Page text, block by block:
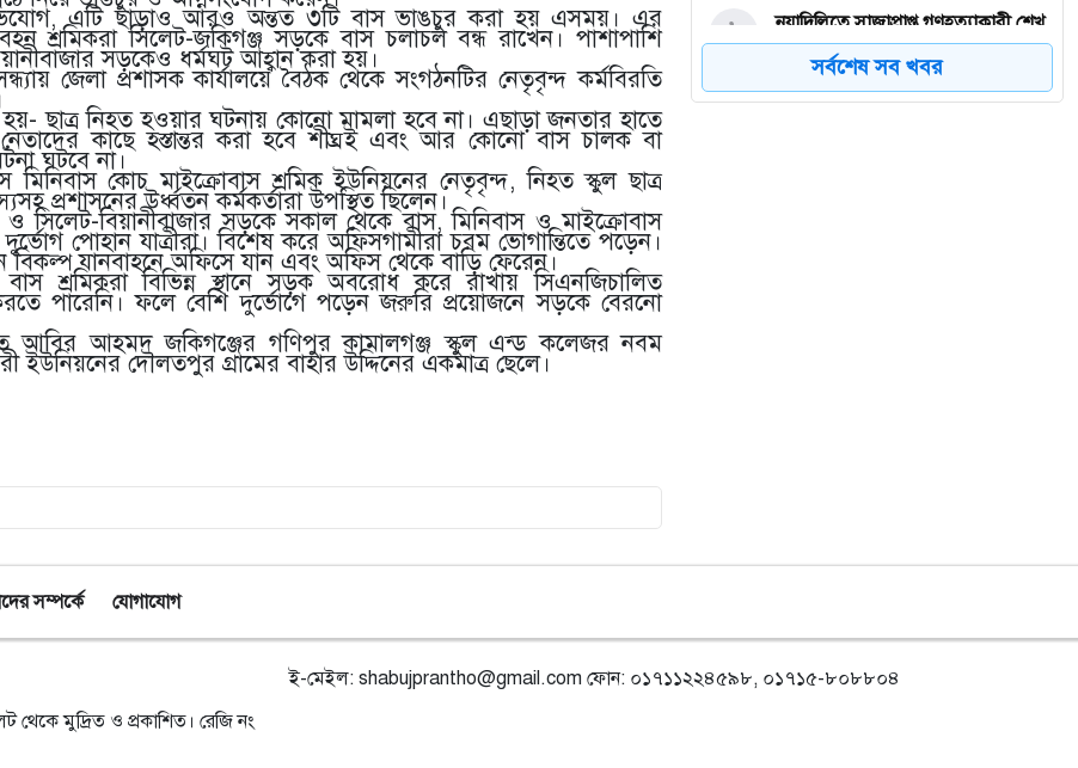
এটি ছাড়াও আরও অন্তত ৩টি বাস ভাঙচুর করা হয় এসময়। এর
শ্রমিকরা সিলেট-জকিগঞ্জ সড়কে বাস চলাচল বন্ধ রাখেন। পাশাপাশি
সড়কেও ধর্মঘট আহ্বান করা হয়।
জেলা প্রশাসক কার্যালয়ে বৈঠক থেকে সংগঠনটির নেতৃবৃন্দ কর্মবিরতি
হয়- ছাত্র নিহত হওয়ার ঘটনায় কোনো মামলা হবে না। এছাড়া জনতার হাতে
কাছে হস্তান্তর করা হবে শীঘ্রই এবং আর কোনো বাস চালক বা
ঘটবে না।
মিনিবাস কোচ মাইক্রোবাস শ্রমিক ইউনিয়নের নেতৃবৃন্দ, নিহত স্কুল ছাত্র
প্রশাসনের উর্ধ্বতন কর্মকর্তারা উপস্থিত ছিলেন।
সিলেট-বিয়ানীবাজার সড়কে সকাল থেকে বাস, মিনিবাস ও মাইক্রোবাস
পোহান যাত্রীরা। বিশেষ করে অফিসগামীরা চরম ভোগান্তিতে পড়েন।
বিকল্প যানবাহনে অফিসে যান এবং অফিস থেকে বাড়ি ফেরেন।
শ্রমিকরা বিভিন্ন স্থানে সড়ক অবরোধ করে রাখায় সিএনজিচালিত
পারেনি। ফলে বেশি দুর্ভোগে পড়েন জরুরি প্রয়োজনে সড়কে বেরনো
আবির আহমদ জকিগঞ্জের গণিপুর কামালগঞ্জ স্কুল এন্ড কলেজর নবম
ইউনিয়নের দৌলতপুর গ্রামের বাহার উদ্দিনের একমাত্র ছেলে।
নয়াদিল্লিতে সাজাপ্রাপ্ত গণহত্যাকারী শেখ
হাসিনাকে সংবাদমাধ্যমের মুখোমুখি
হতে দেওয়ায় ঢাকার তীব্র ক্ষোভ
৬
দায়ে ৬ হাউসবোটে কে জরিমানা
সর্বশেষ সব খবর
সম্পর্কে যোগাযোগ
থেকে মুদ্রিত ও প্রকাশিত। রেজি নং
ই-মেইল: shabujprantho@gmail.com ফোন: ০১৭১১২২৪৫৯৮, ০১৭১৫-৮০৮৮০৪